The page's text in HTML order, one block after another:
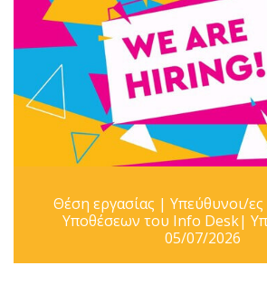
Θέση εργασίας | Υπεύθυνοι/ες
Υποθέσεων του Info Desk|
05/07/2026